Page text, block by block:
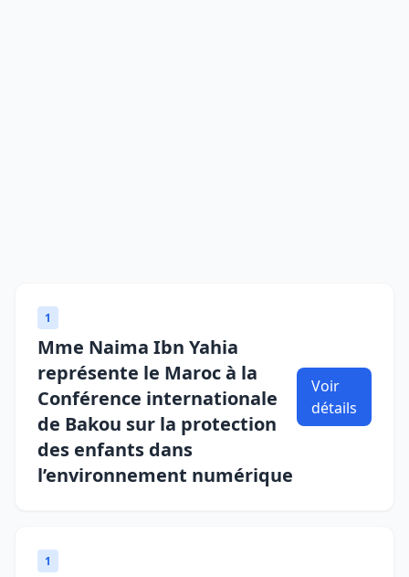
1
Mme Naima Ibn Yahia
représente le Maroc à la
Conférence internationale
de Bakou sur la protection
des enfants dans
l’environnement numérique
Voir
détails
1